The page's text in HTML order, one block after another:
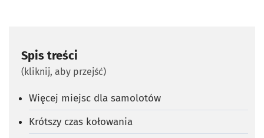
Spis treści
(kliknij, aby przejść)
Więcej miejsc dla samolotów
Krótszy czas kołowania